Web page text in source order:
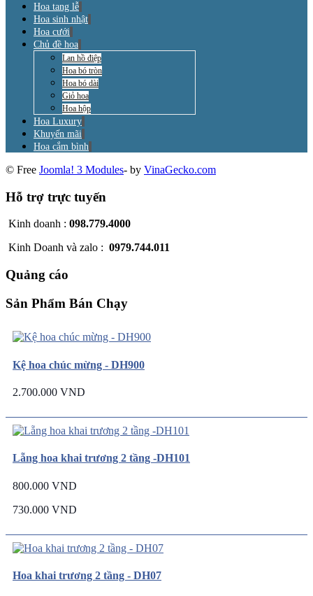
Hoa tang lễ
Hoa sinh nhật
Hoa cưới
Chủ đề hoa
Lan hồ điệp
Hoa bó tròn
Hoa bó dài
Giỏ hoa
Hoa hộp
Hoa Luxury
Khuyến mãi
Hoa cắm bình
© Free Joomla! 3 Modules- by VinaGecko.com
Hỗ trợ trực tuyến
Kinh doanh : 098.779.4000
Kinh Doanh và zalo : 0979.744.011
Quảng cáo
Sản Phẩm Bán Chạy
Kệ hoa chúc mừng - DH900
2.700.000 VND
Lẵng hoa khai trương 2 tầng -DH101
800.000 VND
730.000 VND
Hoa khai trương 2 tầng - DH07